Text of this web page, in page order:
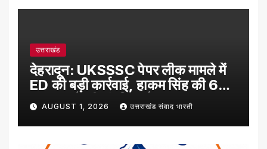
उत्तराखंड
देहरादून: UKSSSC पेपर लीक मामले में
ED की बड़ी कार्रवाई, हाकम सिंह की 63
लाख रुपये की संपत्ति अटैच
AUGUST 1, 2026 उत्तराखंड संवाद भारती